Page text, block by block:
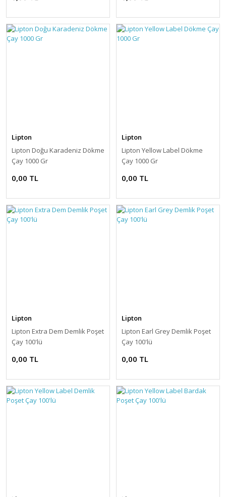
Lipton
Lipton Doğu Karadeniz Dökme
Çay 1000 Gr
0,00 TL
Lipton
Lipton Yellow Label Dökme
Çay 1000 Gr
0,00 TL
Lipton
Lipton Extra Dem Demlik Poşet
Çay 100'lü
0,00 TL
Lipton
Lipton Earl Grey Demlik Poşet
Çay 100'lü
0,00 TL